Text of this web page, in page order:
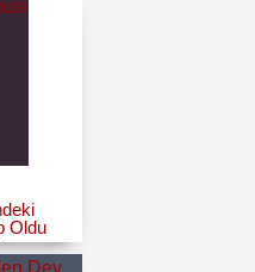
Oldu